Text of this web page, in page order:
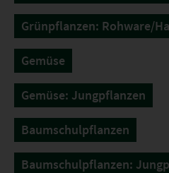
Grünpflanzen: Rohware/
Gemüse
Gemüse: Jungpflanzen
Baumschulpflanzen
Baumschulpflanzen: